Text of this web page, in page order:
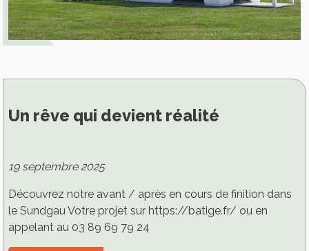
Un rêve qui devient réalité
19 septembre 2025
Découvrez notre avant / après en cours de finition dans
le Sundgau Votre projet sur https://batige.fr/ ou en
appelant au 03 89 69 79 24